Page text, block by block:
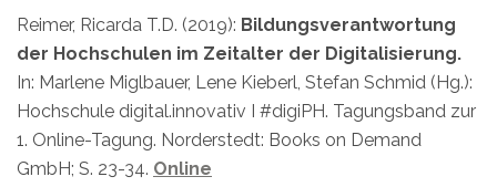
Reimer, Ricarda T.D. (2019): Bildungsverantwortung
der Hochschulen im Zeitalter der Digitalisierung.
In: Marlene Miglbauer, Lene Kieberl, Stefan Schmid (Hg.):
Hochschule digital.innovativ I #digiPH. Tagungsband zur
1. Online-Tagung. Norderstedt: Books on Demand
GmbH; S. 23-34. Online